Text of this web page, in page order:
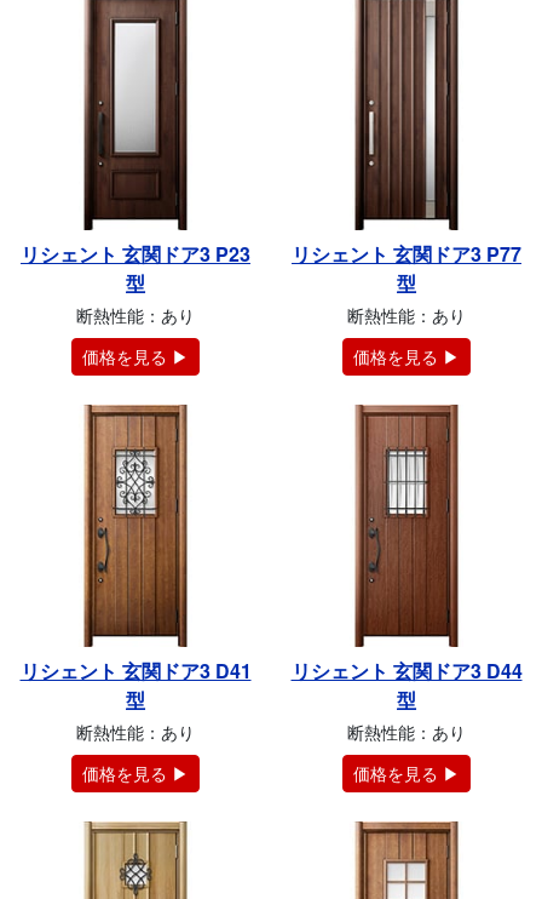
リシェント 玄関ドア3 P23
型
断熱性能：あり
価格を見る ▶
リシェント 玄関ドア3 P77
型
断熱性能：あり
価格を見る ▶
リシェント 玄関ドア3 D41
型
断熱性能：あり
価格を見る ▶
リシェント 玄関ドア3 D44
型
断熱性能：あり
価格を見る ▶